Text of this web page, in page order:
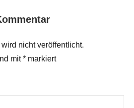
nicht veröffentlicht.
mit* markiert